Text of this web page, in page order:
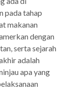
pada tahap
makanan
dengan
serta sejarah
adalah
apa yang